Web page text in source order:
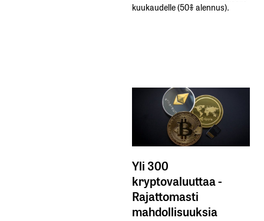
kuukaudelle​ ​(50%​ ​alennus).
Yli 300
kryptovaluuttaa -
Rajattomasti
mahdollisuuksia